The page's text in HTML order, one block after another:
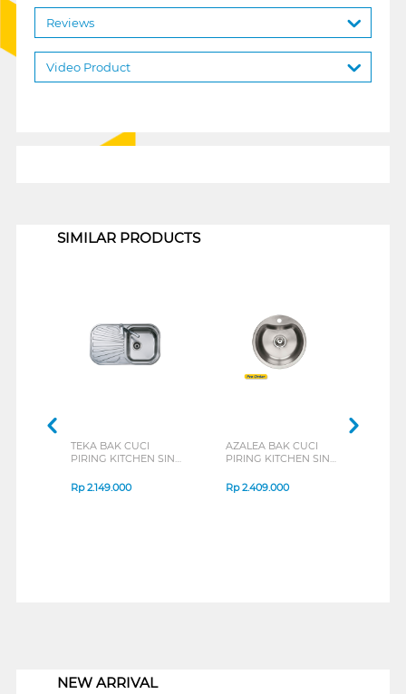
Reviews
Video Product
SIMILAR PRODUCTS
TEKA BAK CUCI
PIRING KITCHEN SINK
Rp2.149.000
AZALEA BAK CUCI
PIRING KITCHEN SINK
Rp2.409.000
NEW ARRIVAL